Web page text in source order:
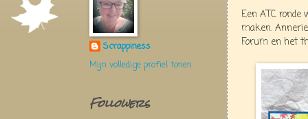
Een ATC
maken.
Forum en het
Scrappiness
Mijn volledige profiel tonen
Followers